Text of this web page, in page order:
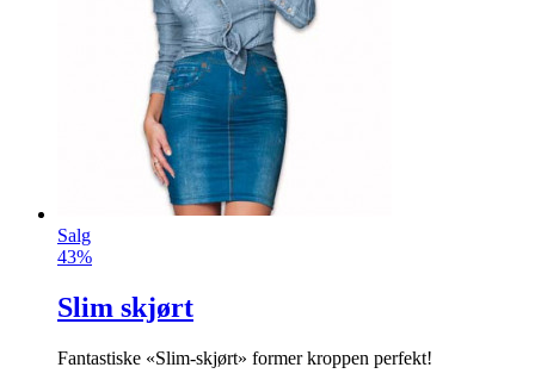
Salg
43%
Slim skjørt
Fantastiske «Slim-skjørt» former kroppen perfekt!